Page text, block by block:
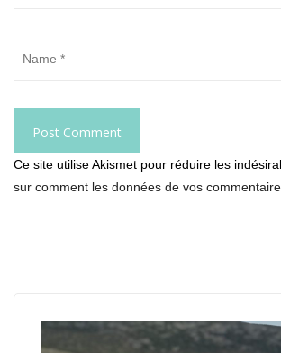
Ce site utilise Akismet pour réduire les
sur comment les données de vos